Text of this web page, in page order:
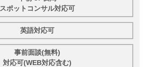
スポットコンサル対応可
英語対応可
事前面談(無料)
対応可(WEB対応含む)